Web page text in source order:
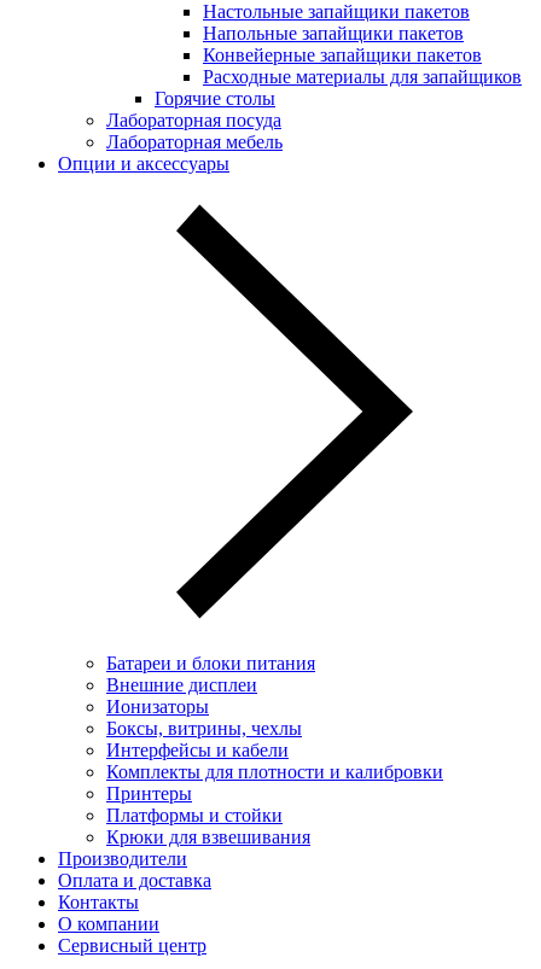
Настольные запайщики пакетов
Напольные запайщики пакетов
Конвейерные запайщики пакетов
Расходные материалы для запайщиков
Горячие столы
Лабораторная посуда
Лабораторная мебель
Опции и аксессуары
Батареи и блоки питания
Внешние дисплеи
Ионизаторы
Боксы, витрины, чехлы
Интерфейсы и кабели
Комплекты для плотности и калибровки
Принтеры
Платформы и стойки
Крюки для взвешивания
Производители
Оплата и доставка
Контакты
О компании
Сервисный центр